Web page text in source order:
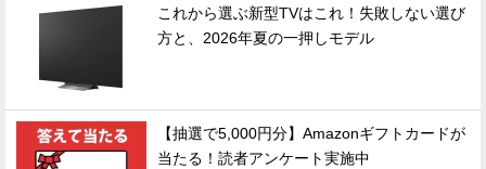
これから選ぶ新型TVはこれ！失敗しない選び
方と、2026年夏の一押しモデル
【抽選で5,000円分】Amazonギフトカードが
当たる！読者アンケート実施中